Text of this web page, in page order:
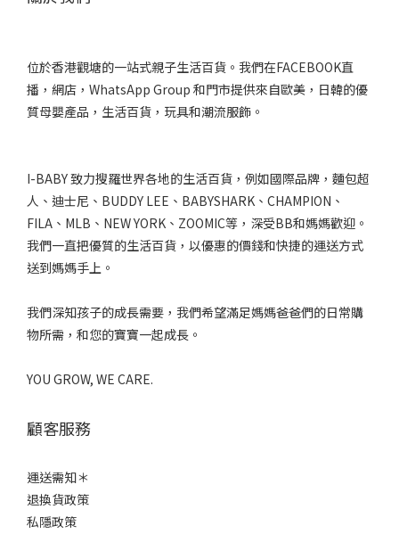
位於香港觀塘的一站式親子生活百貨。我們在FACEBOOK直
播，網店，WhatsApp Group 和門市提供來自歐美，日韓的優
質母嬰產品，生活百貨，玩具和潮流服飾。
I-BABY 致力搜羅世界各地的生活百貨，例如國際品牌，麵包超
人、迪士尼、BUDDY LEE、BABYSHARK、CHAMPION、
FILA、MLB、NEW YORK、ZOOMIC等，深受BB和媽媽歡迎。
我們一直把優質的生活百貨，以優惠的價錢和快捷的運送方式
送到媽媽手上。
我們深知孩子的成長需要，我們希望滿足媽媽爸爸們的日常購
物所需，和您的寶寶一起成長。
YOU GROW, WE CARE.
顧客服務
運送需知＊
退換貨政策
私隱政策